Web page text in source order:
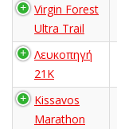
Virgin Forest
Ultra Trail
Λευκοπηγή
21K
Kissavos
Marathon